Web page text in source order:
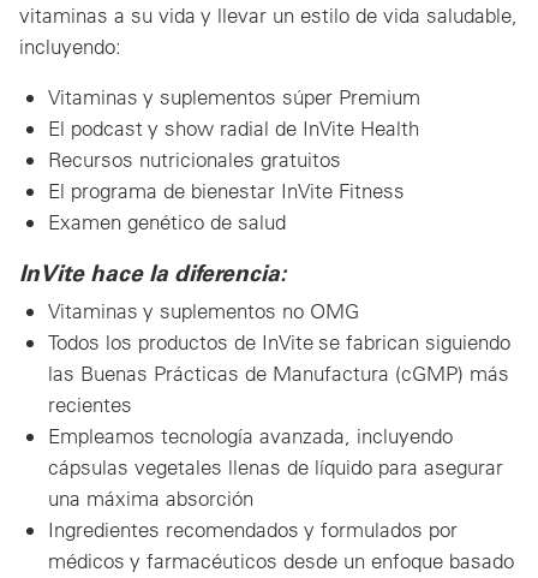
vitaminas a su vida y llevar un estilo de vida saludable,
incluyendo:
Vitaminas y suplementos súper Premium
El podcast y show radial de InVite Health
Recursos nutricionales gratuitos
El programa de bienestar InVite Fitness
Examen genético de salud
InVite hace la diferencia:
Vitaminas y suplementos no OMG
Todos los productos de InVitese fabrican siguiendo
las Buenas Prácticas de Manufactura (cGMP) más
recientes
Empleamos tecnología avanzada, incluyendo
cápsulas vegetales llenas de líquido para asegurar
una máxima absorción
Ingredientes recomendados y formulados por
médicos y farmacéuticos desde un enfoque basado